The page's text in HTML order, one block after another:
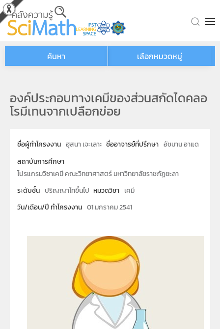
Skip to main content
ค้นหา เลือกหมวดหมู่
องค์ประกอบทางเคมีของส่วนสกัดไดคลอ
โรมีเทนจากเปลือกข่อย
ชื่อผู้ทำโครงงาน ฮุสนา เจะเลาะ ชื่ออาจารย์ที่ปรึกษา อัชมาน อาแด
สถาบันการศึกษา
โปรแกรมวิชาเคมี คณะวิทยาศาสตร์ มหาวิทยาลัยราชภัฏยะลา
ระดับชั้น ปริญญาโทขึ้นไป หมวดวิชา เคมี
วัน/เดือน/ปี ทำโครงงาน 01 มกราคม 2541